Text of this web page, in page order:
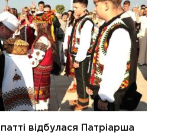
відбулася Патріарша